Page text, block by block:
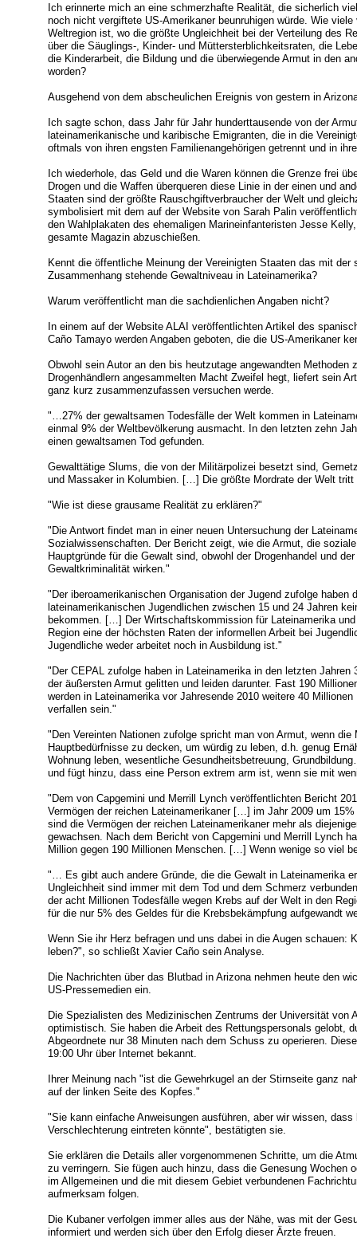
Ich erinnerte mich an eine schmerzhafte Realität, die sicherlich
noch nicht vergiftete US-Amerikaner beunruhigen würde. Wie
Weltregion ist, wo die größte Ungleichheit bei der Verteilung des
über die Säuglings-, Kinder- und Müttersterblichkeitsraten, die
die Kinderarbeit, die Bildung und die überwiegende Armut in den
worden?
Ausgehend von dem abscheulichen Ereignis von gestern in
Ich sagte schon, dass Jahr für Jahr hunderttausende von der
lateinamerikanische und karibische Emigranten, die in die
oftmals von ihren engsten Familienangehörigen getrennt und in
Ich wiederhole, das Geld und die Waren können die Grenze frei
Drogen und die Waffen überqueren diese Linie in der einen und
Staaten sind der größte Rauschgiftverbraucher der Welt und
symbolisiert mit dem auf der Website von Sarah Palin
den Wahlplakaten des ehemaligen Marineinfanteristen Jesse
gesamte Magazin abzuschießen.
Kennt die öffentliche Meinung der Vereinigten Staaten das mit
Zusammenhang stehende Gewaltniveau in Lateinamerika?
Warum veröffentlicht man die sachdienlichen Angaben nicht?
In einem auf der Website ALAI veröffentlichten Artikel des
Caño Tamayo werden Angaben geboten, die die US-Amerikaner
Obwohl sein Autor an den bis heutzutage angewandten Methoden
Drogenhändlern angesammelten Macht Zweifel hegt, liefert sein
ganz kurz zusammenzufassen versuchen werde.
"…27% der gewaltsamen Todesfälle der Welt kommen in
einmal 9% der Weltbevölkerung ausmacht. In den letzten zehn
einen gewaltsamen Tod gefunden.
Gewalttätige Slums, die von der Militärpolizei besetzt sind,
und Massaker in Kolumbien. […] Die größte Mordrate der Welt tritt
"Wie ist diese grausame Realität zu erklären?"
"Die Antwort findet man in einer neuen Untersuchung der
Sozialwissenschaften. Der Bericht zeigt, wie die Armut, die
Hauptgründe für die Gewalt sind, obwohl der Drogenhandel und
Gewaltkriminalität wirken."
"Der iberoamerikanischen Organisation der Jugend zufolge haben
lateinamerikanischen Jugendlichen zwischen 15 und 24 Jahren
bekommen. […] Der Wirtschaftskommission für Lateinamerika
Region eine der höchsten Raten der informellen Arbeit bei
Jugendliche weder arbeitet noch in Ausbildung ist."
"Der CEPAL zufolge haben in Lateinamerika in den letzten Jahren
der äußersten Armut gelitten und leiden darunter. Fast 190
werden in Lateinamerika vor Jahresende 2010 weitere 40
verfallen sein."
"Den Vereinten Nationen zufolge spricht man von Armut, wenn
Hauptbedürfnisse zu decken, um würdig zu leben, d.h. genug
Wohnung leben, wesentliche Gesundheitsbetreuung,
und fügt hinzu, dass eine Person extrem arm ist, wenn sie mit
"Dem von Capgemini und Merrill Lynch veröffentlichten Bericht
Vermögen der reichen Lateinamerikaner […] im Jahr 2009 um
sind die Vermögen der reichen Lateinamerikaner mehr als
gewachsen. Nach dem Bericht von Capgemini und Merrill Lynch
Million gegen 190 Millionen Menschen. […] Wenn wenige so viel
"… Es gibt auch andere Gründe, die die Gewalt in Lateinamerika
Ungleichheit sind immer mit dem Tod und dem Schmerz
der acht Millionen Todesfälle wegen Krebs auf der Welt in den
für die nur 5% des Geldes für die Krebsbekämpfung aufgewandt
Wenn Sie ihr Herz befragen und uns dabei in die Augen schauen:
leben?", so schließt Xavier Caño sein Analyse.
Die Nachrichten über das Blutbad in Arizona nehmen heute den
US-Pressemedien ein.
Die Spezialisten des Medizinischen Zentrums der Universität von
optimistisch. Sie haben die Arbeit des Rettungspersonals gelobt,
Abgeordnete nur 38 Minuten nach dem Schuss zu operieren.
19:00 Uhr über Internet bekannt.
Ihrer Meinung nach "ist die Gewehrkugel an der Stirnseite ganz
auf der linken Seite des Kopfes."
"Sie kann einfache Anweisungen ausführen, aber wir wissen,
Verschlechterung eintreten könnte", bestätigten sie.
Sie erklären die Details aller vorgenommenen Schritte, um die
zu verringern. Sie fügen auch hinzu, dass die Genesung Wochen
im Allgemeinen und die mit diesem Gebiet verbundenen
aufmerksam folgen.
Die Kubaner verfolgen immer alles aus der Nähe, was mit der
informiert und werden sich über den Erfolg dieser Ärzte freuen.